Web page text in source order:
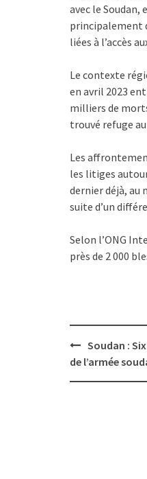
avec le
principalement
liées à l’accès
Le contexte
en avril 2023
milliers de
trouvé refuge
Les
les litiges
dernier déjà, au
suite d’un
Selon l’ONG
près de 2 000
Post
navigation
Soudan :
de l’armée